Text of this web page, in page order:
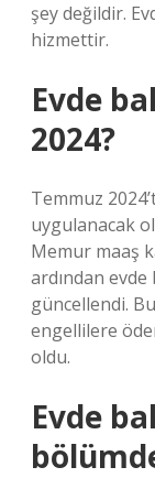
şey değildir.
hizmettir.
Evde
2024?
Temmuz
uygulanacak
Memur maaş
ardından evde
güncellendi.
engellilere
oldu.
Evde